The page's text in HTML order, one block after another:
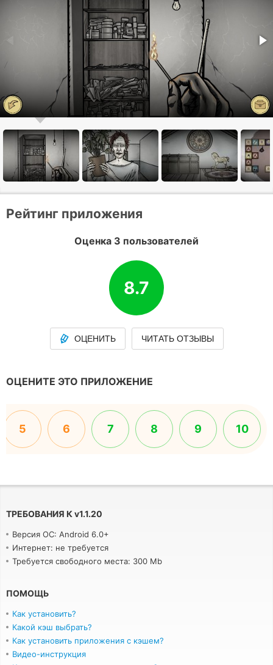
Рейтинг приложения
Оценка 3 пользователей
8.7
ОЦЕНИТЬ ЧИТАТЬ ОТЗЫВЫ
ОЦЕНИТЕ ЭТО ПРИЛОЖЕНИЕ
5 6 7 8 9 10
ТРЕБОВАНИЯ К v1.1.20
Версия ОС: Android 6.0+
Интернет: не требуется
Требуется свободного места: 300 Mb
ПОМОЩЬ
Как установить?
Какой кэш выбрать?
Как установить приложения с кэшем?
Видео-инструкция